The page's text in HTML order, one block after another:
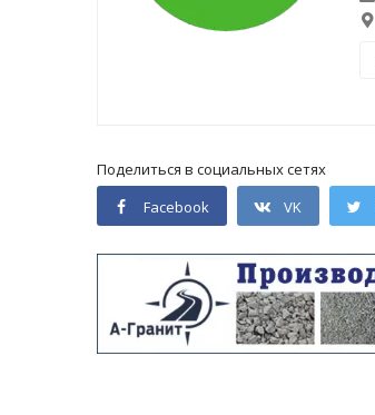
Поделиться в социальных сетях
Facebook
VK